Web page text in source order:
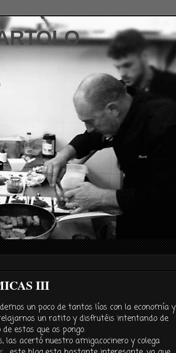
III
un poco de tantos líos con la economía y
un ratito y disfrutéis intentando de
estos que os pongo.
acertó nuestro amigo,cocinero y colega